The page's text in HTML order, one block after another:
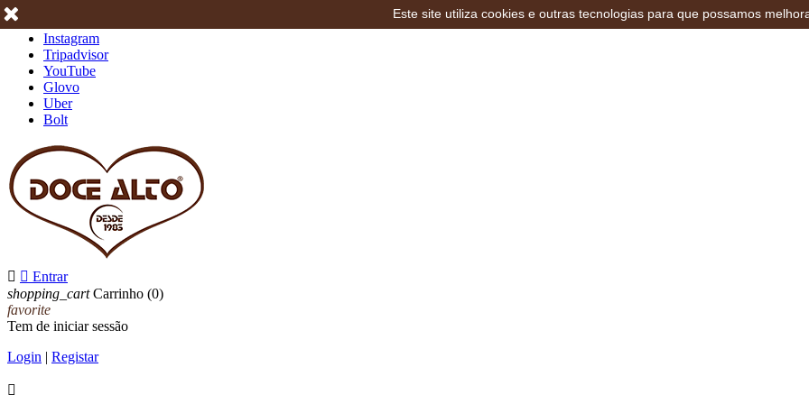
Instagram
Tripadvisor
YouTube
Glovo
Uber
Bolt
  Entrar
shopping_cart Carrinho (0)
favorite
Tem de iniciar sessão
Login | Registar

Este site utiliza cookies e outras tecnologias para que possamos